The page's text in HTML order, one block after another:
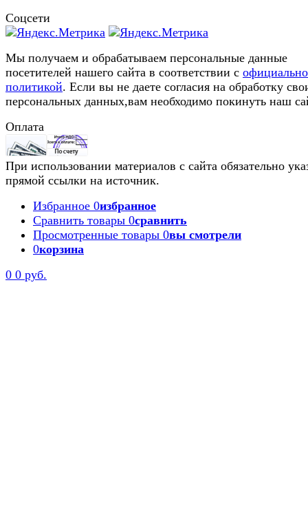
Соцсети
Мы получаем и обрабатываем персональные данные
посетителей нашего сайта в соответствии с
политикой. Если вы не даете согласия на обработку
персональных данных,вам необходимо покинуть наш
Оплата
При использовании материалов с сайта обязательно
прямой ссылки на источник.
Избранное 0избранное
Сравнить товары 0сравнить
Просмотренные товары 0вы смотрели
0корзина
0 0 руб.